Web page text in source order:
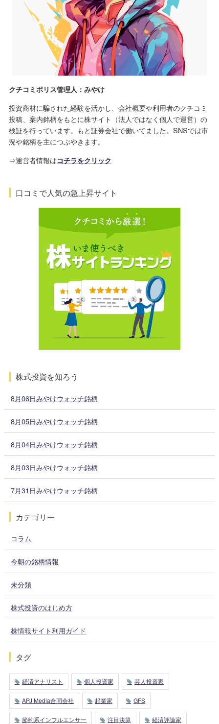
クチコミポリス管理人：みやけ
投資商材に騙された経験を活かし、会社概要や利用者のクチコミ
投稿、案内銘柄をもとに株サイト（法人ではなく個人で運営）の
検証を行っています。もと証券会社で働いてました。SNSでは市
況や銘柄を主につぶやきます。
⇒運営者情報はコチラをクリック
口コミで人気の急上昇サイト
株式投資を知ろう
8月06日みやけウォッチ銘柄
8月05日みやけウォッチ銘柄
8月04日みやけウォッチ銘柄
8月03日みやけウォッチ銘柄
7月31日みやけウォッチ銘柄
カテゴリー
コラム
今朝の銘柄情報
未分類
株式投資のはじめ方
株情報サイト利用ガイド
タグ
経済アナリスト 個人投資家 芸人投資家
APJ Media合同会社 起業家 GFS
節約系インフルエンサー 注目決算 経済評論家